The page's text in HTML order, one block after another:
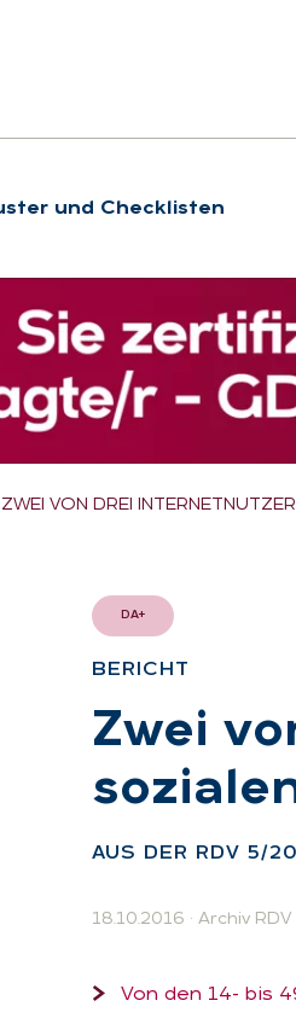
und Checklisten
ZWEI VON DREI
DA+
BE­RICHT
:
Zwei
AUS DER RDV 5/
18.10.2016 · Archiv RDV
Von den 14- bis